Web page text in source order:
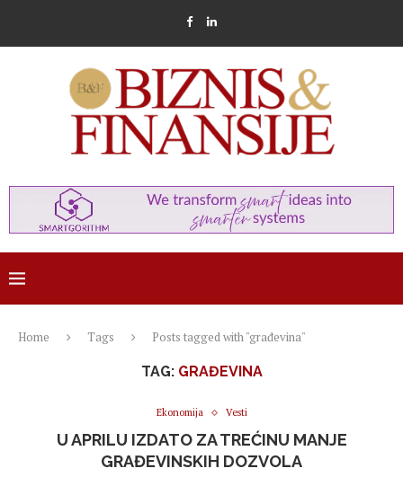
Home Tags Posts tagged with "građevina"
TAG: GRAĐEVINA
Ekonomija Vesti
U APRILU IZDATO ZA TREĆINU MANJE
GRAĐEVINSKIH DOZVOLA